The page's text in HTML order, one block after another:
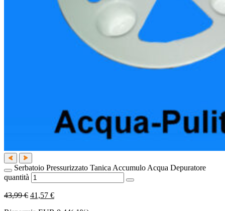
Serbatoio Pressurizzato Tanica Accumulo Acqua Depuratore
quantità
43,99 € 41,57 €